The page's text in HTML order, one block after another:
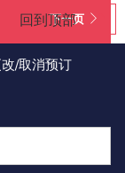
域，为游客打造更
合作关系，诚邀印
下一页
回到顶部
/取消预订